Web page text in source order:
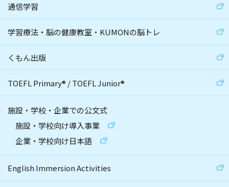
通信学習
学習療法・脳の健康教室・KUMONの脳トレ
くもん出版
TOEFL Primary® /TOEFL Junior®
施設・学校・企業での公文式
施設・学校向け導入事業
企業・学校向け日本語
English Immersion Activities